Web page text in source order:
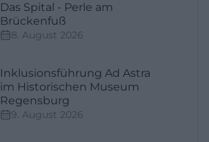
Das Spital - Perle am
Brückenfuß
8. August 2026
Inklusionsführung Ad Astra
im Historischen Museum
Regensburg
9. August 2026